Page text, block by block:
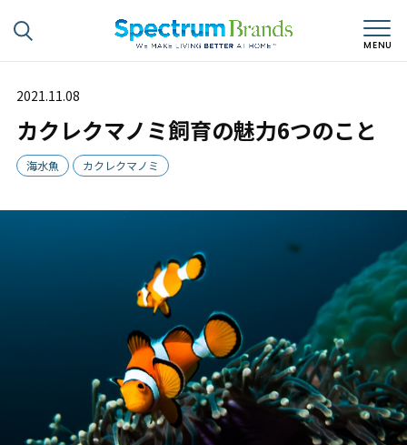
2021.11.08
カクレクマノミ飼育の魅力6つのこと
海水魚 カクレクマノミ